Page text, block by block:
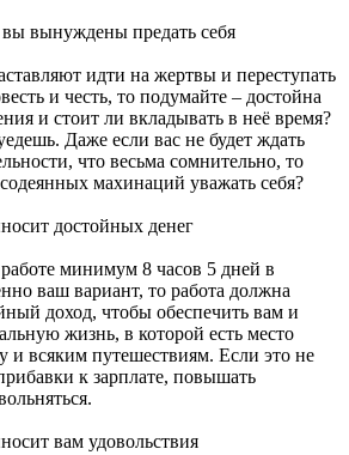
вынуждены предать себя
идти на жертвы и переступать
и честь, то подумайте – достойна
и стоит ли вкладывать в неё время?
Даже если вас не будет ждать
что весьма сомнительно, то
махинаций уважать себя?
достойных денег
минимум 8 часов 5 дней в
ваш вариант, то работа должна
доход, чтобы обеспечить вам и
жизнь, в которой есть место
и всяким путешествиям. Если это не
к зарплате, повышать
вам удовольствия